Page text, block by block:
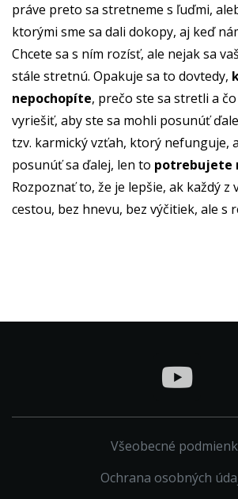
práve preto sa stretneme s ľuďmi,
ktorými sme sa dali dokopy, aj keď
Chcete sa s ním rozísť, ale nejak sa
stále stretnú. Opakuje sa to dovtedy,
nepochopíte, prečo ste sa stretli a
vyriešiť, aby ste sa mohli posunúť
tzv. karmický vzťah, ktorý nefunguje,
posunúť sa ďalej, len to potrebujete
Rozpoznať to, že je lepšie, ak každý z
cestou, bez hnevu, bez výčitiek, ale s
Všeobecné
Ochrana osobných